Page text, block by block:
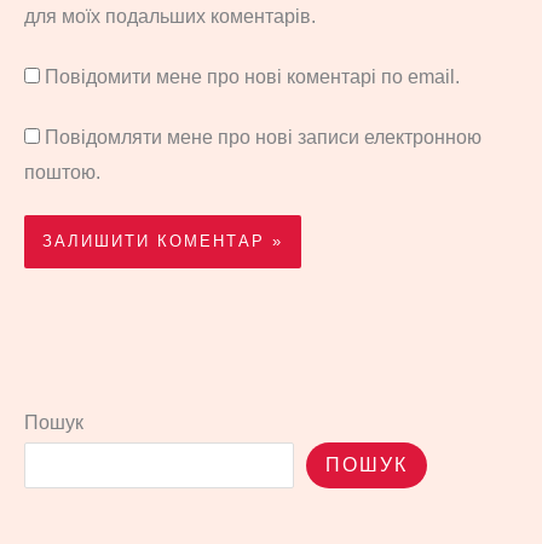
для моїх подальших коментарів.
Повідомити мене про нові коментарі по email.
Повідомляти мене про нові записи електронною
поштою.
Пошук
ПОШУК